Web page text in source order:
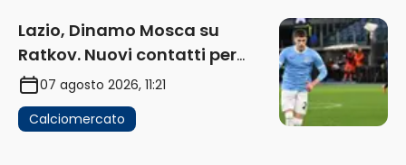
Lazio, Dinamo Mosca su
Ratkov. Nuovi contatti per
Pinamonti
07 agosto 2026, 11:21
Calciomercato